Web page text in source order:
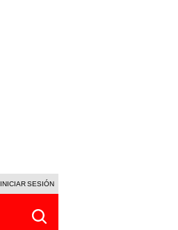
PARTIDOS DE HOY
INICIAR SESIÓN